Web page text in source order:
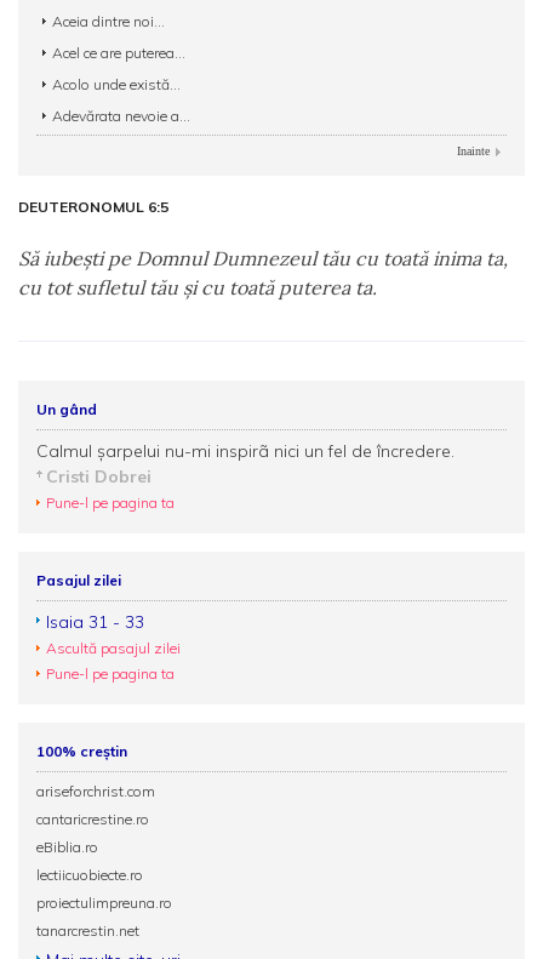
Aceia dintre noi...
Acel ce are puterea...
Acolo unde există...
Adevărata nevoie a...
Inainte
DEUTERONOMUL 6:5
Să iubeşti pe Domnul Dumnezeul tău cu toată inima ta,
cu tot sufletul tău şi cu toată puterea ta.
Un gând
Calmul şarpelui nu-mi inspirã nici un fel de încredere.
Cristi Dobrei
Pune-l pe pagina ta
Pasajul zilei
Isaia 31 - 33
Ascultă pasajul zilei
Pune-l pe pagina ta
100% creștin
ariseforchrist.com
cantaricrestine.ro
eBiblia.ro
lectiicuobiecte.ro
proiectulimpreuna.ro
tanarcrestin.net